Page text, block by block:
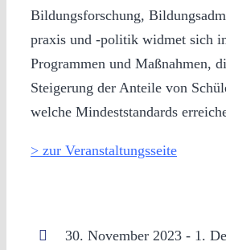
Bildungsforschung,
praxis und -politik widmet sich
Programmen und Maßnahmen,
Steigerung der Anteile von
welche Mindeststandards
> zur Veranstaltungsseite
30. November 2023 - 1.